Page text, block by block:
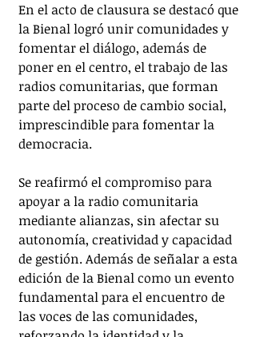
En el acto de clausura se destacó que
la Bienal logró unir comunidades y
fomentar el diálogo, además de
poner en el centro, el trabajo de las
radios comunitarias, que forman
parte del proceso de cambio social,
imprescindible para fomentar la
democracia.
Se reafirmó el compromiso para
apoyar a la radio comunitaria
mediante alianzas, sin afectar su
autonomía, creatividad y capacidad
de gestión. Además de señalar a esta
edición de la Bienal como un evento
fundamental para el encuentro de
las voces de las comunidades,